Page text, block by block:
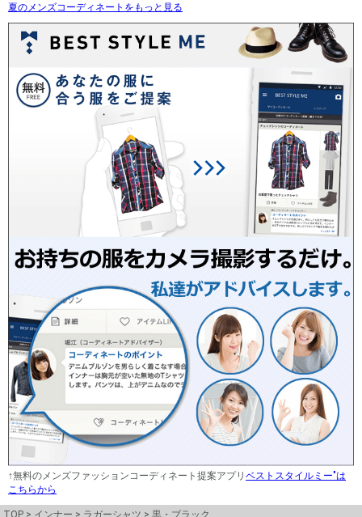
夏のメンズコーディネートをもっと見る
↑無料のメンズファッションコーディネート提案アプリ ベストスタイルミー"は
こちらから